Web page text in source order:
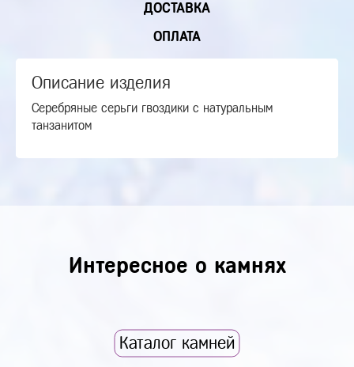
ДОСТАВКА
ОПЛАТА
Описание изделия
Серебряные серьги гвоздики с натуральным
танзанитом
Интересное о камнях
Каталог камней